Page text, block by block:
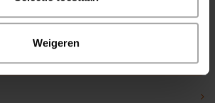
Weigeren
Volg ons op Linkedin
Stuur ons een bericht
contact!